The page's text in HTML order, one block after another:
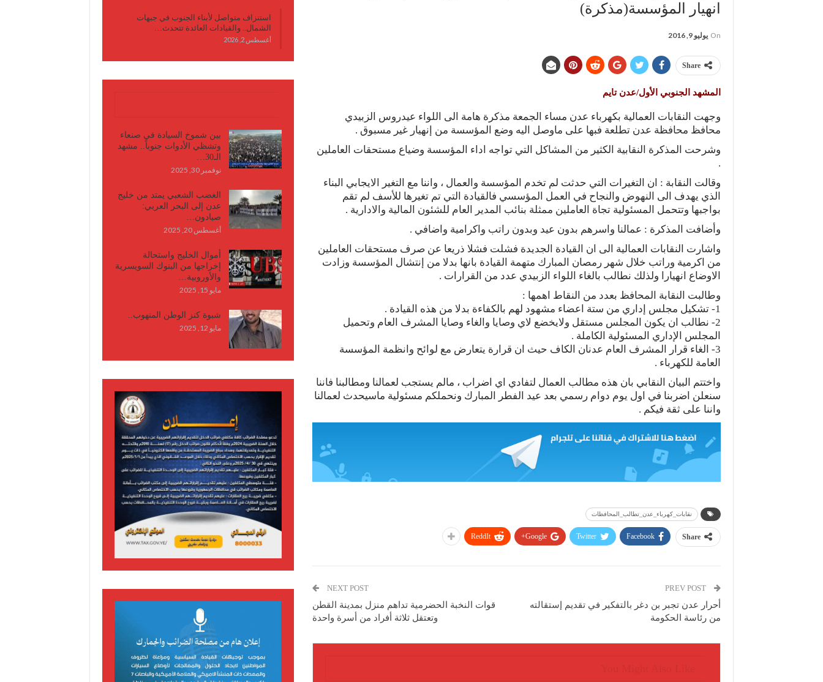
انهيار المؤسسة(مذكرة)
On يوليو 9, 2016
Share
المشهد الجنوبي الأول/عدن تايم
وجهت النقابات العمالية بكهرباء عدن مساء الجمعة مذكرة هامة الى اللواء عيدروس الزبيدي
محافظ محافظة عدن تطلعة فبها على ماوصل اليه وضع المؤسسة من إنهيار غير مسبوق .
وشرحت المذكرة النقابية الكثير من المشاكل التي تواجه اداء المؤسسة وضياع مستحقات العاملين
.
وقالت النقابة : ان التغيرات التي حدثت لم تخدم المؤسسة والعمال ، واننا مع التغير الايجابي البناء
الذي يهدف الى النهوض والنجاح في العمل المؤسسي فالقيادة التي تم تغيرها للأسف لم تقم
بواجبها وتتحمل المسئولية تجاة العاملين ممثلة بنائب المدير العام للشئون المالية والادارية .
وأضافت المذكرة : عمالنا واسرهم بدون عيد وبدون راتب واكرامية واضافي .
واشارت النقابات العمالية الى ان القيادة الجديدة فشلت فشلا ذريعا عن صرف مستحقات العاملين
من اكرمية وراتب خلال شهر رمصان المبارك متهمة القيادة بانها بدلا من إنتشال المؤسسة وزادت
الاوضاع انهيارا ولذلك نطالب بالغاء اللواء الزبيدي عدد من القرارات .
وطالبت النقابة المحافظ بعدد من النقاط اهمها :
1- تشكيل مجلس إداري من ستة اعضاء مشهود لهم بالكفاءة بدلا من هذه القيادة .
2- نطالب ان يكون المجلس مستقل ولايخضع لاي وصايا والغاء وصايا المشرف العام وتحميل
المجلس الإداري المسئولية الكاملة .
3- الغاء قرار المشرف العام عدنان الكاف حيث ان قرارة يتعارض مع لوائح وانظمة المؤسسة
العامة للكهرباء .
واختتم البيان النقابي بان هذه مطالب العمال لتفادي اي اضراب ، مالم يستجب لعمالنا ومطالبنا فاننا
سنعلن اضربنا في اول يوم دوام رسمي بعد عيد الفطر المبارك ونحملكم مسئولية ماسيحدث لعمالنا
واننا على ثقة فيكم .
نقابات_كهرباء_عدن_تطالب_المحافظات
Share
Facebook
Twitter
Google+
ReddIt
أحرار عدن تجبر بن دغر بالتفكير في تقديم إستقالته
من رئاسة الحكومة
NEXT POST
قوات النخبة الحضرمية تداهم منزل بمدينة القطن
وتعتقل ثلاثة أفراد من أسرة واحدة
استنزاف متواصل لأبناء الجنوب في جبهات
الشمال.. والقيادات العائدة تتحدث…
أغسطس 2, 2026
بين شموخ السيادة في صنعاء
وتشظي الأدوات جنوباً.. مشهد
الـ30…
نوفمبر 30, 2025
الغضب الشعبي يمتد من خليج
عدن إلى البحر العربي:
صيادون…
أغسطس 20, 2025
أموال الخليج واستحالة
إخراجها من البنوك السويسرية
والأوروبية…
مايو 15, 2025
شبوة كنز الوطن المنهوب..
مايو 12, 2025